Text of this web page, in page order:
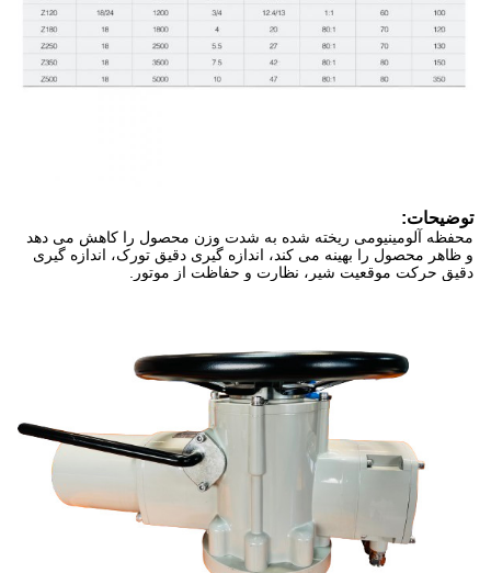
توضیحات:
محفظه آلومینیومی ریخته شده به شدت وزن محصول را کاهش می دهد
و ظاهر محصول را بهینه می کند، اندازه گیری دقیق تورک، اندازه گیری
دقیق حرکت موقعیت شیر، نظارت و حفاظت از موتور.